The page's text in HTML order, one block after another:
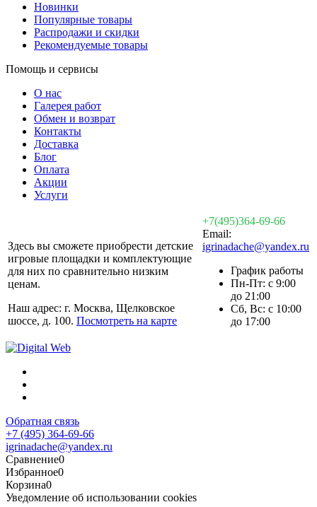
Новинки
Популярные товары
Распродажи и скидки
Рекомендуемые товары
Помощь и сервисы
О нас
Галерея работ
Обмен и возврат
Контакты
Доставка
Блог
Оплата
Акции
Услуги
Здесь вы сможете приобрести детские
игровые площадки и комплектующие
для них по сравнительно низким
ценам.
Наш адрес: г. Москва, Щелковское
шоссе, д. 100. Посмотреть на карте
+7(495)364-69-66
Email:
igrinadache@yandex.ru
График работы
Пн-Пт: с 9:00
до 21:00
Сб, Вс: с 10:00
до 17:00
Обратная связь
+7 (495) 364-69-66
igrinadache@yandex.ru
Сравнение0
Избранное0
Корзина0
Уведомление об использовании cookies